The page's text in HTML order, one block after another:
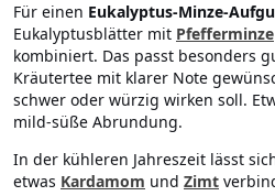
Für einen Eukalyptus-Minze-
Eukalyptusblätter mit Pfefferminze
kombiniert. Das passt besonders
Kräutertee mit klarer Note
schwer oder würzig wirken soll.
mild-süße Abrundung.
In der kühleren Jahreszeit lässt
etwas Kardamom und Zimt